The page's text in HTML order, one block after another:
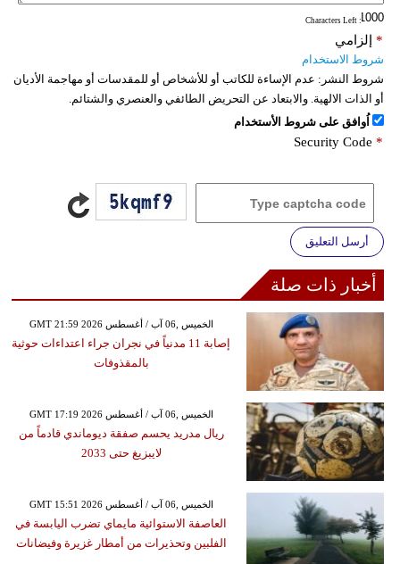
: Characters Left
إلزامي *
شروط الاستخدام
شروط النشر: عدم الإساءة للكاتب أو للأشخاص أو للمقدسات أو مهاجمة الأديان
أو الذات الالهية. والابتعاد عن التحريض الطائفي والعنصري والشتائم.
اُوافق على شروط الأستخدام
Security Code *
أرسل التعليق
أخبار ذات صلة
GMT 21:59 2026 الخميس ,06 آب / أغسطس
إصابة 11 مدنياً في نجران جراء اعتداءات حوثية
بالمقذوفات
GMT 17:19 2026 الخميس ,06 آب / أغسطس
ريال مدريد يحسم صفقة ديوماندي قادماً من
لايبزيغ حتى 2033
GMT 15:51 2026 الخميس ,06 آب / أغسطس
العاصفة الاستوائية مايماي تضرب اليابسة في
الفلبين وتحذيرات من أمطار غزيرة وفيضانات